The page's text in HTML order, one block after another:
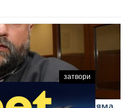
затвори